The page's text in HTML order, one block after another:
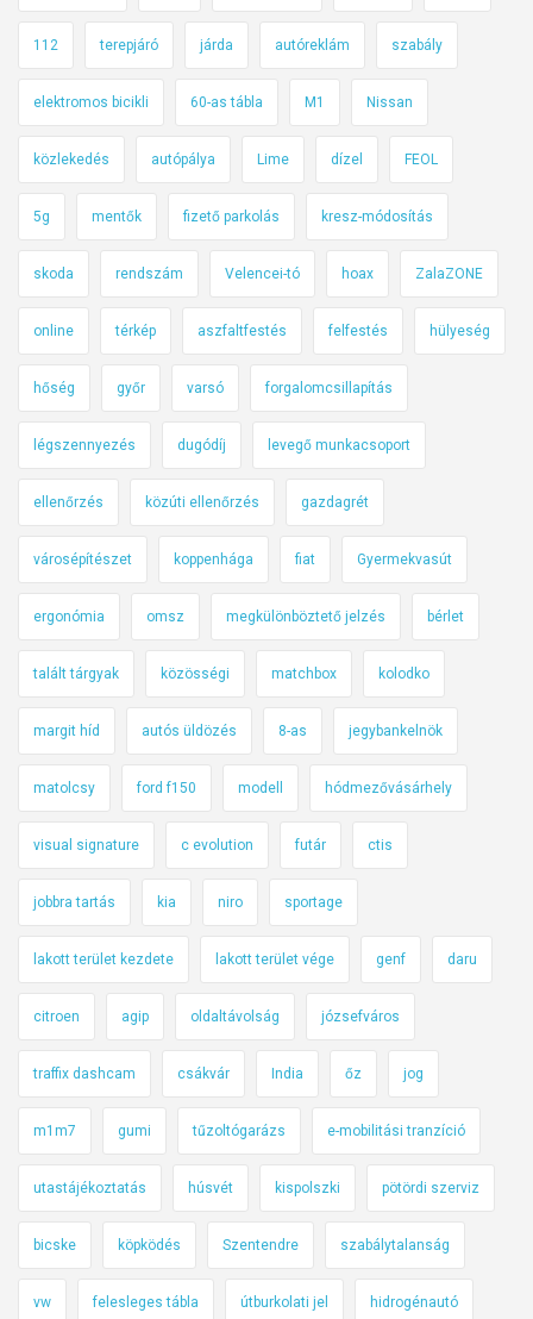
112 terepjáró járda autóreklám szabály
elektromos bicikli 60-as tábla M1 Nissan
közlekedés autópálya Lime dízel FEOL
5g mentők fizető parkolás kresz-módosítás
skoda rendszám Velencei-tó hoax ZalaZONE
online térkép aszfaltfestés felfestés hülyeség
hőség győr varsó forgalomcsillapítás
légszennyezés dugódíj levegő munkacsoport
ellenőrzés közúti ellenőrzés gazdagrét
városépítészet koppenhága fiat Gyermekvasút
ergonómia omsz megkülönböztető jelzés bérlet
talált tárgyak közösségi matchbox kolodko
margit híd autós üldözés 8-as jegybankelnök
matolcsy ford f150 modell hódmezővásárhely
visual signature c evolution futár ctis
jobbra tartás kia niro sportage
lakott terület kezdete lakott terület vége genf daru
citroen agip oldaltávolság józsefváros
traffix dashcam csákvár India őz jog
m1m7 gumi tűzoltógarázs e-mobilitási tranzíció
utastájékoztatás húsvét kispolszki pötördi szerviz
bicske köpködés Szentendre szabálytalanság
vw felesleges tábla útburkolati jel hidrogénautó